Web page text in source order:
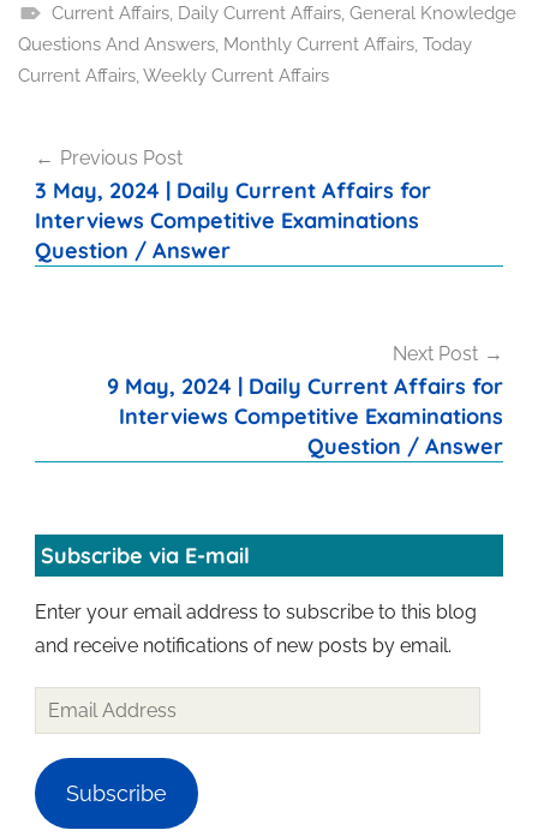
Current Affairs, Daily Current Affairs, General Knowledge
Questions And Answers, Monthly Current Affairs, Today
Current Affairs,Weekly Current Affairs
navigation
Previous Post
3 May, 2024 | Daily Current Affairs for
Interviews Competitive Examinations
Question / Answer
Next Post
9 May, 2024 | Daily Current Affairs for
Interviews Competitive Examinations
Question / Answer
Subscribe via E-mail
Enter your email address to subscribe to this blog
and receive notifications of new posts by email.
Email
Address
Subscribe